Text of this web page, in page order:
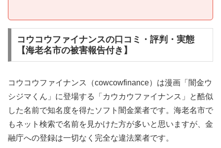
コウコウファイナンスの口コミ・評判・実態
【海老名市の被害報告付き】
コウコウファイナンス（cowcowfinance）は漫画「闇金ウ
シジマくん」に登場する「カウカウファイナンス」と酷似
した名前で知名度を得たソフト闇金業者です。海老名市で
もネット検索で名前を見かけた方が多いと思いますが、金
融庁への登録は一切なく完全な違法業者です。